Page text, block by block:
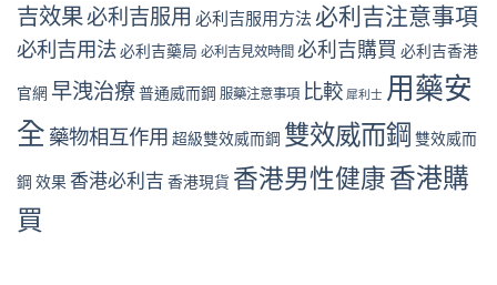
吉效果必利吉服用 必利吉服用方法必利吉注意事項
必利吉用法必利吉藥局 必利吉見效時間 必利吉購買 必利吉香港
官網 早洩治療普通威而鋼 服藥注意事項 比較 犀利士 用藥安
全 藥物相互作用 超級雙效威而鋼 雙效威而鋼 雙效威而
鋼 效果 香港必利吉 香港現貨 香港男性健康香港購
買